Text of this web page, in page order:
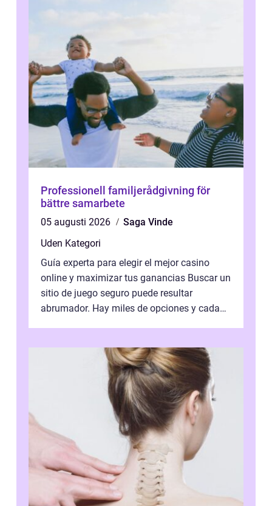
Professionell familjerådgivning för
bättre samarbete
05 augusti 2026
Saga Vinde
Uden Kategori
Guía experta para elegir el mejor casino
online y maximizar tus ganancias Buscar un
sitio de juego seguro puede resultar
abrumador. Hay miles de opciones y cada